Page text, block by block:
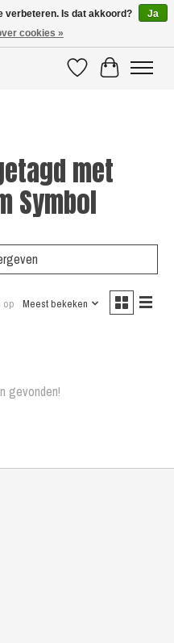
VerlanglijstWinkelwagen
met
Symbol
op Meest bekeken
gevonden!
verbeteren. Is dat akkoord?
Ja
cookies »